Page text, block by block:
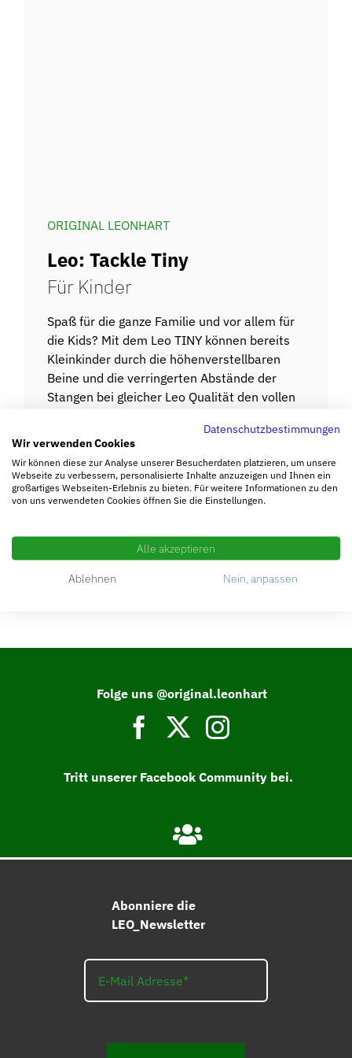
ORIGINAL LEONHART
Leo: Tackle Tiny
Für Kinder
Spaß für die ganze Familie und vor allem für
die Kids? Mit dem Leo TINY können bereits
Kleinkinder durch die höhenverstellbaren
Beine und die verringerten Abstände der
Stangen bei gleicher Leo Qualität den vollen
ZUM PRODUKT
Folge uns @original.leonhart
Tritt unserer Facebook Community bei.
Abonniere die
LEO_Newsletter
Datenschutzbestimmungen
Wir verwenden Cookies
Wir können diese zur Analyse unserer Besucherdaten platzieren, um unsere
Webseite zu verbessern, personalisierte Inhalte anzuzeigen und Ihnen ein
großartiges Webseiten-Erlebnis zu bieten. Für weitere Informationen zu den
von uns verwendeten Cookies öffnen Sie die Einstellungen.
Alle akzeptieren
Ablehnen Nein, anpassen